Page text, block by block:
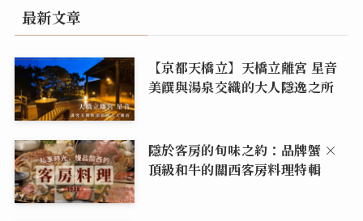
最新文章
【京都天橋立】天橋立離宮 星音
美饌與湯泉交織的大人隱逸之所
隱於客房的旬味之約：品牌蟹 ×
頂級和牛的關西客房料理特輯